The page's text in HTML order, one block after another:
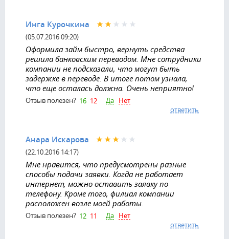
Инга Курочкина
(05.07.2016 09:20)
Оформила займ быстро, вернуть средства
решила банковским переводом. Мне сотрудники
компании не подсказали, что могут быть
задержке в переводе. В итоге потом узнала,
что еще осталась должна. Очень неприятно!
Отзыв полезен? 16 12 Да Нет
ответить
Анара Искарова
(22.10.2016 14:17)
Мне нравится, что предусмотрены разные
способы подачи заявки. Когда не работает
интернет, можно оставить заявку по
телефону. Кроме того, филиал компании
расположен возле моей работы.
Отзыв полезен? 12 11 Да Нет
ответить